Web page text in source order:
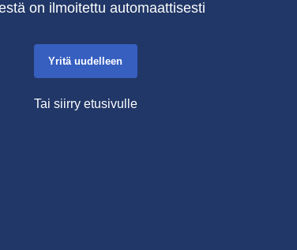
on ilmoitettu automaattisesti
Yritä uudelleen
Tai siirry etusivulle